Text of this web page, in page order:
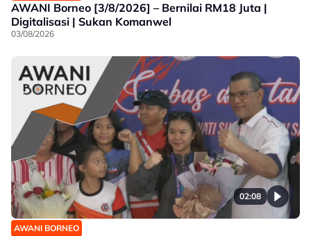
AWANI Borneo [3/8/2026] – Bernilai RM18 Juta |
Digitalisasi | Sukan Komanwel
03/08/2026
02:08
AWANI BORNEO